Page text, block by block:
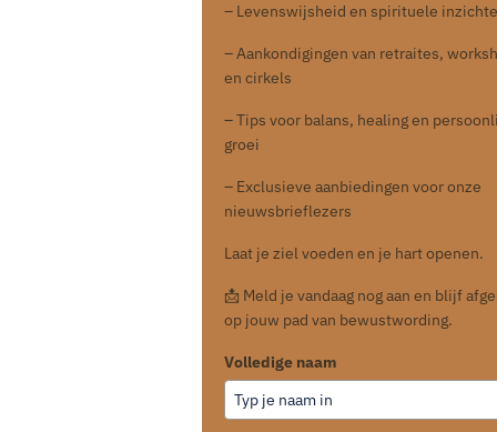
– Levenswijsheid en spirituele
– Aankondigingen van retraites,
en cirkels
– Tips voor balans, healing en
groei
– Exclusieve aanbiedingen voor onze
nieuwsbrieflezers
Laat je ziel voeden en je hart openen.
📩 Meld je vandaag nog aan en blijf
op jouw pad van bewustwording.
Volledige naam